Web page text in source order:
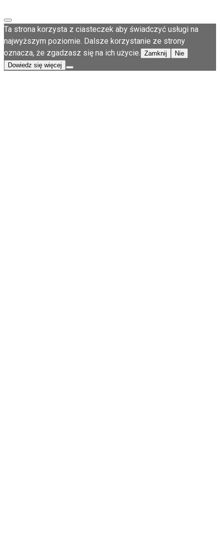
Ta strona korzysta z ciasteczek aby świadczyć usługi na
najwyższym poziomie. Dalsze korzystanie ze strony
oznacza, że zgadzasz się na ich użycie.
Zamknij
Nie
Dowiedz się więcej